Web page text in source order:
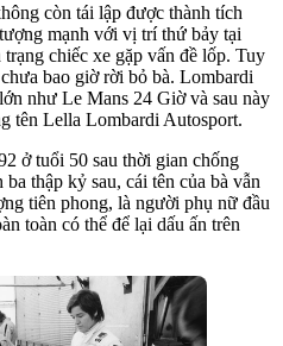
còn tái lập được thành tích
mạnh với vị trí thứ bảy tại
chiếc xe gặp vấn đề lốp. Tuy
bao giờ rời bỏ bà. Lombardi
như Le Mans 24 Giờ và sau này
tên Lella Lombardi Autosport.
ở tuổi 50 sau thời gian chống
thập kỷ sau, cái tên của bà vẫn
tiên phong, là người phụ nữ đầu
toàn có thể để lại dấu ấn trên